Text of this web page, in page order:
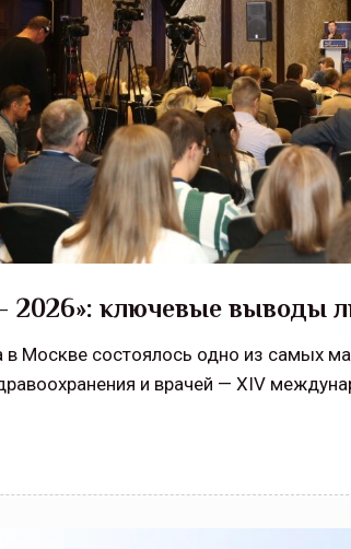
2026»: ключевые выводы
в Москве состоялось одно из самых
и врачей — XIV
— под страховой защитой
земледелия. Временно